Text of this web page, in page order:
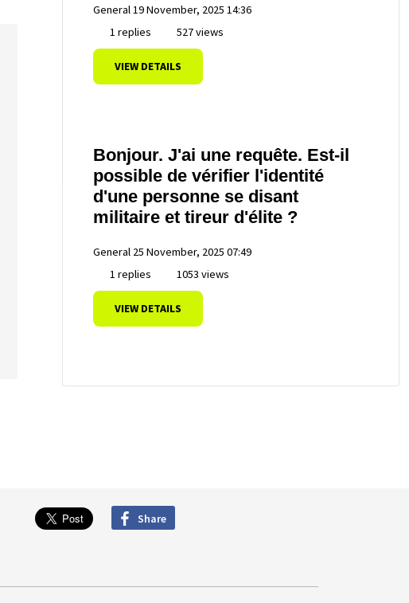
General19 November, 2025 14:36
1 replies
527 views
VIEW DETAILS
Bonjour. J'ai une requête. Est-il
possible de vérifier l'identité
d'une personne se disant
militaire et tireur d'élite ?
General 25 November, 2025 07:49
1 replies
1053 views
VIEW DETAILS
Share